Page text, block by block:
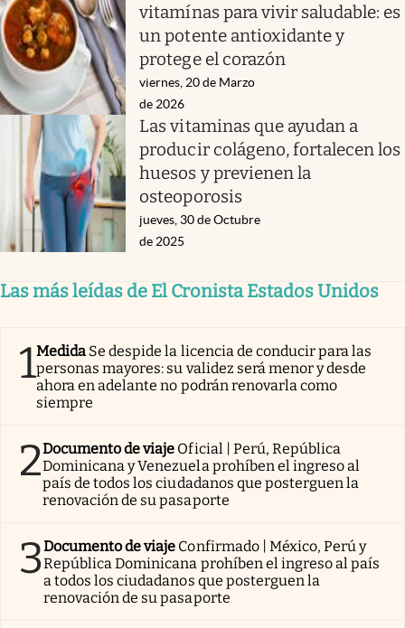
vitamínas para vivir saludable: es
un potente antioxidante y
protege el corazón
viernes, 20 de Marzo
de 2026
Las vitaminas que ayudan a
producir colágeno, fortalecen los
huesos y previenen la
osteoporosis
jueves, 30 de Octubre
de 2025
Las más leídas de El Cronista Estados Unidos
1Medida Se despide la licencia de conducir para las
personas mayores: su validez será menor y desde
ahora en adelante no podrán renovarla como
siempre
2Documento de viaje Oficial | Perú, República
Dominicana y Venezuela prohíben el ingreso al
país de todos los ciudadanos que posterguen la
renovación de su pasaporte
3Documento de viaje Confirmado | México, Perú y
República Dominicana prohíben el ingreso al país
a todos los ciudadanos que posterguen la
renovación de su pasaporte